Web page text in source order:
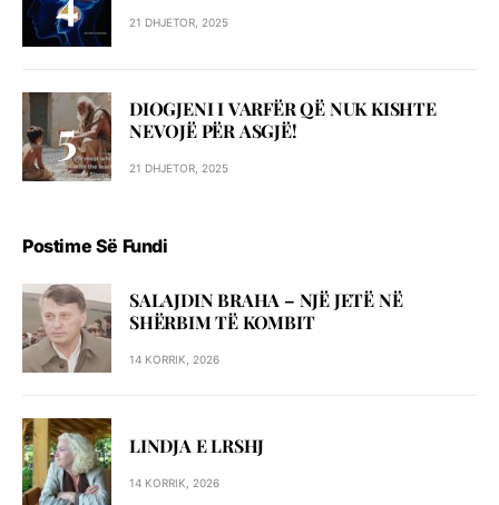
21 DHJETOR, 2025
DIOGJENI I VARFËR QË NUK KISHTE
NEVOJË PËR ASGJË!
21 DHJETOR, 2025
Postime Së Fundi
SALAJDIN BRAHA – NJЁ JETЁ NЁ
SHЁRBIM TЁ KOMBIT
14 KORRIK, 2026
LINDJA E LRSHJ
14 KORRIK, 2026